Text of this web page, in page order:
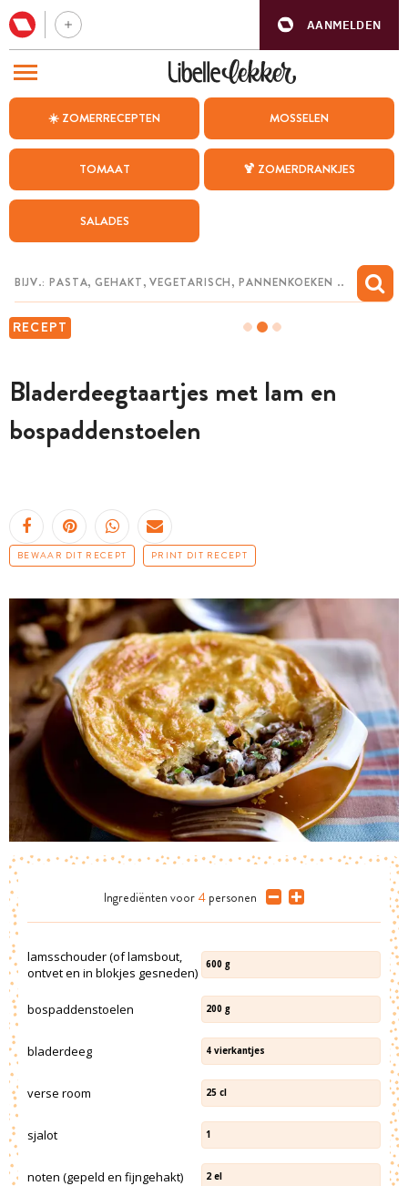
AANMELDEN
☀️ ZOMERRECEPTEN MOSSELEN
TOMAAT 🍹 ZOMERDRANKJES
SALADES
RECEPT
Bladerdeegtaartjes met lam en
bospaddenstoelen
BEWAAR DIT RECEPT PRINT DIT RECEPT
Ingrediënten voor 4 personen
lamsschouder (of lamsbout,
ontvet en in blokjes gesneden)
600 g
bospaddenstoelen 200 g
bladerdeeg 4 vierkantjes
verse room 25 cl
sjalot 1
noten (gepeld en fijngehakt) 2 el
BEZOEK ONZE ANDERE WEBSITES
WEEKMENU
CHAT MET MAIA
MIJN BEWAARDE RECEPTEN